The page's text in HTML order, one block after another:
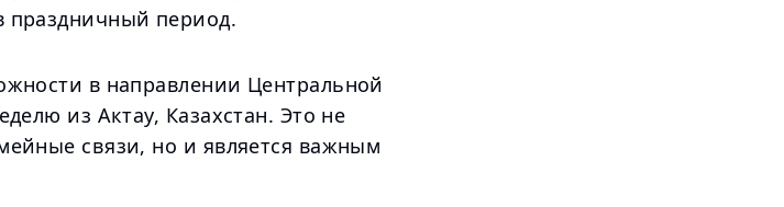
праздничный период.
в направлении Центральной
из Актау, Казахстан. Это не
связи, но и является важным